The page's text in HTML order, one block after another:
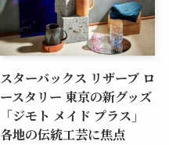
スターバックス リザーブ ロ
ースタリー 東京の新グッズ
「ジモト メイド プラス」
各地の伝統工芸に焦点